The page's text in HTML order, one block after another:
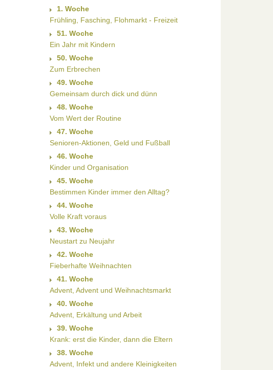
1. Woche
Frühling, Fasching, Flohmarkt - Freizeit
51. Woche
Ein Jahr mit Kindern
50. Woche
Zum Erbrechen
49. Woche
Gemeinsam durch dick und dünn
48. Woche
Vom Wert der Routine
47. Woche
Senioren-Aktionen, Geld und Fußball
46. Woche
Kinder und Organisation
45. Woche
Bestimmen Kinder immer den Alltag?
44. Woche
Volle Kraft voraus
43. Woche
Neustart zu Neujahr
42. Woche
Fieberhafte Weihnachten
41. Woche
Advent, Advent und Weihnachtsmarkt
40. Woche
Advent, Erkältung und Arbeit
39. Woche
Krank: erst die Kinder, dann die Eltern
38. Woche
Advent, Infekt und andere Kleinigkeiten